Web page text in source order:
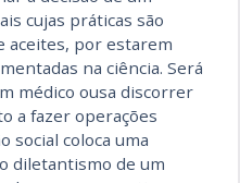
cujas práticas são
aceites, por estarem
na ciência. Será
médico ousa discorrer
a fazer operações
social coloca uma
diletantismo de um